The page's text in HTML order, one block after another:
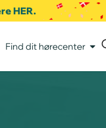
HER.
Find dit hørecenter